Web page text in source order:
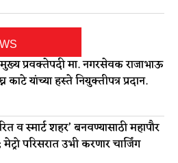
प्रवक्तेपदी मा. नगरसेवक राजाभाऊ
काटे यांच्या हस्ते नियुक्तीपत्र प्रदान.
व स्मार्ट शहर’ बनवण्यासाठी महापौर
परिसरात उभी करणार चार्जिंग